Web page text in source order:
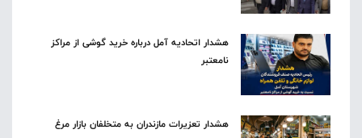
هشدار اتحادیه آمل درباره خرید گوشی از مراکز
نامعتبر
هشدار تعزیرات مازندران به متخلفان بازار مرغ